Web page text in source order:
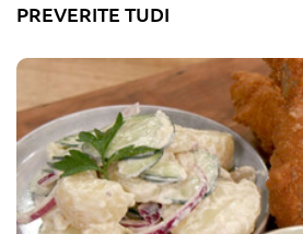
PREVERITE TUDI